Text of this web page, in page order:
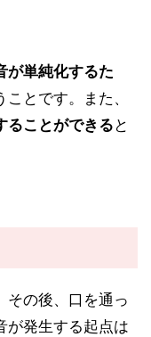
が単純化するた
ことです。また、
ることができると
その後、口を通っ
が発生する起点は